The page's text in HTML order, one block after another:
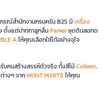
รณ์สำนักงานครบครัน B2S มีเครื่อง
ตั้งแต่ปากกาลูกลื่นParkerชุดดินสอกด
Aให้คุณเลือกใช้ได้อย่างจุใจ
บคนสร้างสรรค์ตัวจริง ทั้งสีไม้Colleen,
างๆ จากMONT MARTEให้คุณ